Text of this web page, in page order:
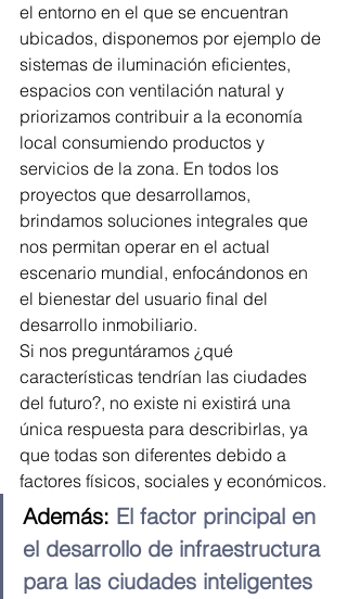
el entorno en el que se encuentran
ubicados, disponemos por ejemplo de
sistemas de iluminación eficientes,
espacios con ventilación natural y
priorizamos contribuir a la economía
local consumiendo productos y
servicios de la zona. En todos los
proyectos que desarrollamos,
brindamos soluciones integrales que
nos permitan operar en el actual
escenario mundial, enfocándonos en
el bienestar del usuario final del
desarrollo inmobiliario.
Si nos preguntáramos ¿qué
características tendrían las ciudades
del futuro?, no existe ni existirá una
única respuesta para describirlas, ya
que todas son diferentes debido a
factores físicos, sociales y económicos.
Además: El factor principal en
el desarrollo de infraestructura
para las ciudades inteligentes